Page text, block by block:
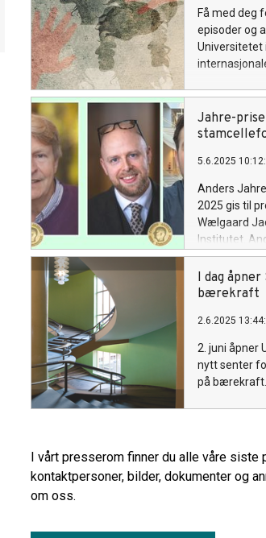
Få med deg
episoder og
Universitetet
Jahre-
5.6.2025
Anders
2025 gis til
Wælgaard
Institutet.
forskere går
Universitetet
Nyberg,
I dag
bærekraft
2.6.2025
2. juni åpner
nytt senter
på bærekraft.
I vårt presserom finner du alle våre siste
kontaktpersoner, bilder, dokumenter og
om oss.